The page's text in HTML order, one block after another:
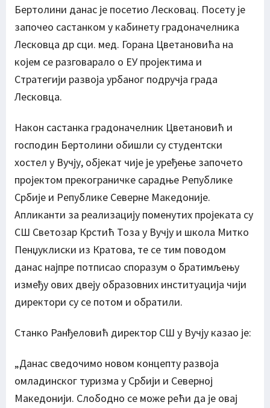
Бертолини данас је посетио Лесковац. Посету је
започео састанком у кабинету градоначелника
Лесковца др сци. мед. Горана Цветановића на
којем се разговарало о ЕУ пројектима и
Стратегији развоја урбаног подручја града
Лесковца.
Након састанка градоначелник Цветановић и
господин Бертолини обишли су студентски
хостел у Вучју, објекат чије је уређење започето
пројектом прекограничке сарадње Републике
Србије и Републике Северне Македоније.
Апликанти за реализацију поменутих пројеката су
СШ Светозар Крстић Тоза у Вучју и школа Митко
Пенџуклиски из Кратова, те се тим поводом
данас најпре потписао споразум о братимљењу
између ових двеју образовних институација чији
директори су се потом и обратили.
Станко Ранђеловић директор СШ у Вучју казао је:
„Данас сведочимо новом концепту развоја
омладинског туризма у Србији и Северној
Македонији. Слободно се може рећи да је овај